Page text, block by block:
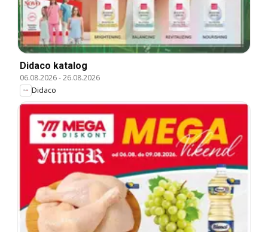
Didaco katalog
06.08.2026-26.08.2026
Didaco